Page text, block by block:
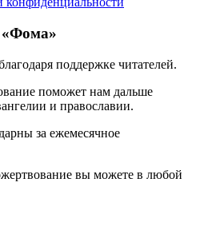
поддержке читателей.
поможет нам дальше
и православии.
за ежемесячное
вы можете в любой